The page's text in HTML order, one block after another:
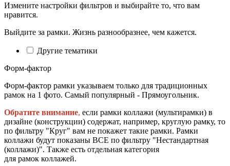
Измените настройки фильтров и выбирайте то, что вам
нравится.
Выйдите за рамки. Жизнь разнообразнее, чем кажется.
Другие тематики
Форм-фактор
Форм-фактор рамки указываем только для традиционных
рамок на 1 фото. Самый популярный - Прямоугольник.
Обратите внимание, если рамки коллажи (мультирамки) в
дизайне (конструкции) содержат, например, круглую рамку, то
по фильтру "Круг" вам не покажет такие рамки. Рамки
коллажи будут показаны ВСЕ по фильтру "Нестандартная
(коллажи)". Также есть отдельная категория
для рамок коллажей.